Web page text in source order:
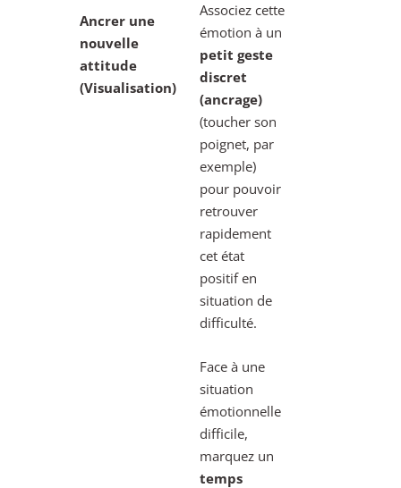
Ancrer une
nouvelle
attitude
(Visualisation)
Associez cette
émotion à un
petit geste
discret
(ancrage)
(toucher son
poignet, par
exemple)
pour pouvoir
retrouver
rapidement
cet état
positif en
situation de
difficulté.
Face à une
situation
émotionnelle
difficile,
marquez un
temps